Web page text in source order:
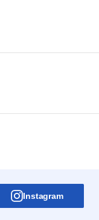
Instagram